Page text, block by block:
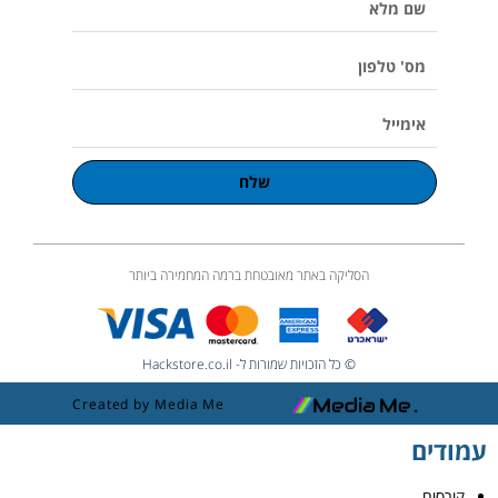
m
שלח
הסליקה באתר מאובטחת ברמה המחמירה ביותר
© כל הזכויות שמורות ל- Hackstore.co.il
Created by Media Me
עמודים